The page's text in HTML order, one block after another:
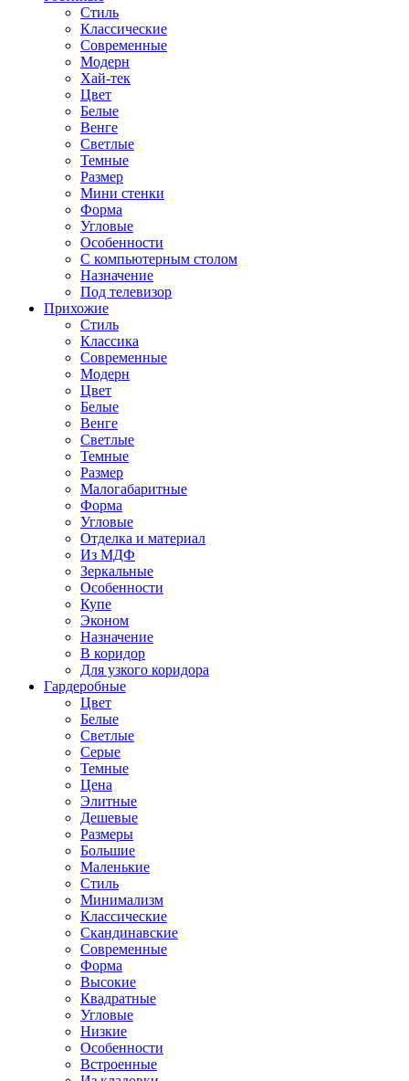
Стиль
Классические
Современные
Модерн
Хай-тек
Цвет
Белые
Венге
Светлые
Темные
Размер
Мини стенки
Форма
Угловые
Особенности
С компьютерным столом
Назначение
Под телевизор
Прихожие
Стиль
Классика
Современные
Модерн
Цвет
Белые
Венге
Светлые
Темные
Размер
Малогабаритные
Форма
Угловые
Отделка и материал
Из МДФ
Зеркальные
Особенности
Купе
Эконом
Назначение
В коридор
Для узкого коридора
Гардеробные
Цвет
Белые
Светлые
Серые
Темные
Цена
Элитные
Дешевые
Размеры
Большие
Маленькие
Стиль
Минимализм
Классические
Скандинавские
Современные
Форма
Высокие
Квадратные
Угловые
Низкие
Особенности
Встроенные